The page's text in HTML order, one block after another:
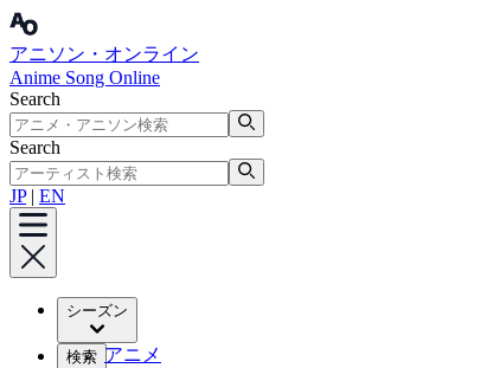
アニソン・オンライン
Anime Song Online
Search
Search
JP| EN
シーズン
アニメ
検索